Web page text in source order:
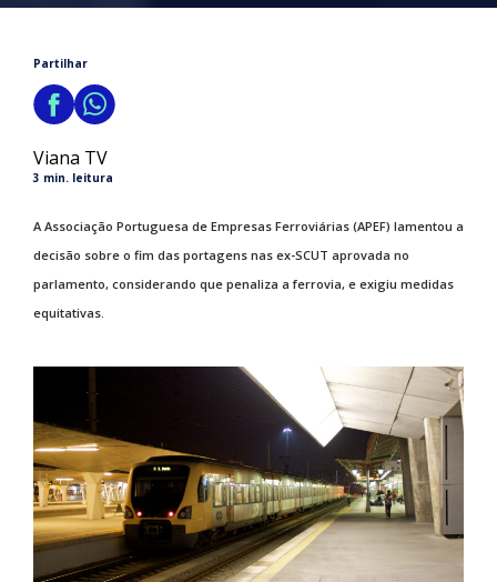
Partilhar
Viana TV
3 min. leitura
A Associação Portuguesa de Empresas Ferroviárias (APEF) lamentou a
decisão sobre o fim das portagens nas ex-SCUT aprovada no
parlamento, considerando que penaliza a ferrovia, e exigiu medidas
equitativas.